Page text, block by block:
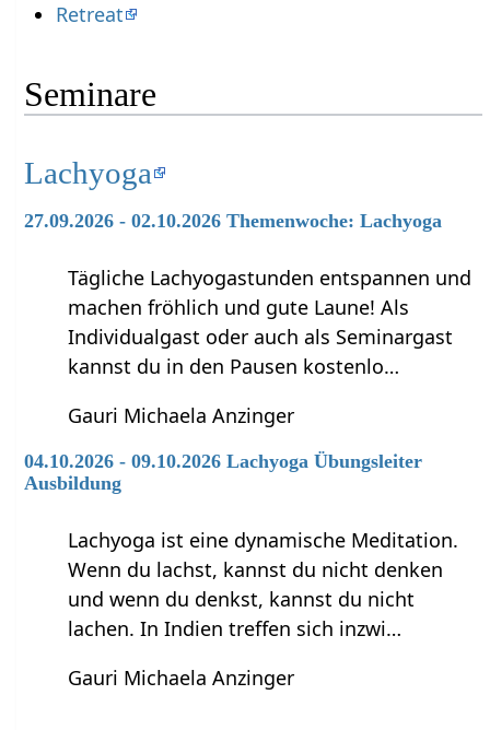
Retreat
Seminare
Lachyoga
27.09.2026 - 02.10.2026 Themenwoche: Lachyoga
Tägliche Lachyogastunden entspannen und
machen fröhlich und gute Laune! Als
Individualgast oder auch als Seminargast
kannst du in den Pausen kostenlo…
Gauri Michaela Anzinger
04.10.2026 - 09.10.2026 Lachyoga Übungsleiter
Ausbildung
Lachyoga ist eine dynamische Meditation.
Wenn du lachst, kannst du nicht denken
und wenn du denkst, kannst du nicht
lachen. In Indien treffen sich inzwi…
Gauri Michaela Anzinger